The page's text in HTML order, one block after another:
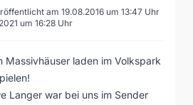
am 19.08.2016 um 13:47 Uhr
um 16:28 Uhr
Massivhäuser laden im Volkspark
Langer war bei uns im Sender